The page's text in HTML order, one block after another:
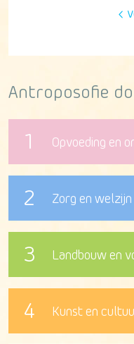
Antroposofie
1 Opvoeding en
2 Zorg en welzijn
3 Landbouw en
4 Kunst en